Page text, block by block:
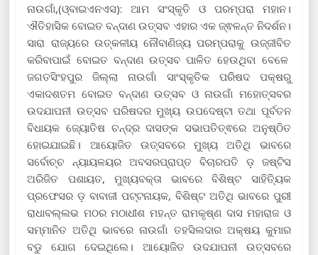
ନାଉଗାଁ,(ଓ୍ବାଇଏନଏସ): ଆମ ସଂସ୍କୃତି ଓ ପରମ୍ପରା ମହାନ।
ଐତିହାସିକ ବୋଇତ ବନ୍ଦାଣ ଉତ୍ସବ ଏହାର ଏକ ଜ୍ଵଳନ୍ତ ନିଦର୍ଶନ।
ସାରା ରାଜ୍ୟରେ ଉତ୍କଳୀୟ ନୌବାଣିଜ୍ୟ ପରମ୍ପରାକୁ ଉଜ୍ଜୀବିତ
କରିବାପାଇଁ ବୋଇତ ବନ୍ଦାଣ ଉତ୍ସବ ପାଳିତ ହେଉଥିବା ବେଳେ
ଜଗତସିଂହପୁର ଜିଲ୍ଲା ନାଉଗାଁ ସାଂସ୍କୃତିକ ପରିଷଦ ପକ୍ଷରୁ
ଏକାଦଶତମ ବୋଇତ ବନ୍ଦାଣ ଉତ୍ସବ ଓ ନାଉଗାଁ ମହୋତ୍ସବର
ଉଦଯାପନୀ ଉତ୍ସବ ପରିଷଦର ମୁଖ୍ୟ ଉପଦେଷ୍ଟା ତଥା ପୂର୍ବତନ
ବିଧାୟକ ଜ୍ୟୋତିଷ ଚନ୍ଦ୍ର ଦାସଙ୍କ ସଭାପତିତ୍ଵରେ ଅନୁଷ୍ଠିତ
ହୋଇଯାଇଛି। ଆୟୋଜିତ ଉତ୍ସବରେ ମୁଖ୍ୟ ଅତିଥି ଭାବରେ
ସର୍ବୋଚ୍ଚ ନ୍ୟାୟଳୟର ଅବସରପ୍ରାପ୍ତ ବିଚାରପତି ଡ଼ ଜଷ୍ଟିସ
ଅରିଜିତ ପଶାୟତ, ମୁଖ୍ୟବକ୍ତା ଭାବରେ ବିଶିଷ୍ଟ ସାହିତ୍ୟିକ
ପ୍ରଫେସର ଡ଼ ବାବାଜୀ ପଟ୍ଟନାୟକ, ବିଶିଷ୍ଟ ଅତିଥି ଭାବରେ ପୁରୀ
ରାଧାବଲ୍ଲଭ ମଠର ମଠାଧୀଶ ମହନ୍ତ ରାମକୃଷ୍ଣ ଦାସ ମହାରାଜ ଓ
ସମ୍ମାନିତ ଅତିଥି ଭାବରେ ନାଉଗାଁ ତହସିଲଦାର ଅକ୍ଷୟ କୁମାର
ବଡୁ ଯୋଗ ଦେଇଥିଲେ। ଆୟୋଜିତ ଉଦଯାପନୀ ଉତ୍ସବରେ